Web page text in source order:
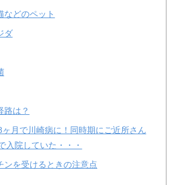
などのペット
ダ
路は？
月で川崎病に！同時期にご近所さん
入院していた・・・
ンを受けるときの注意点